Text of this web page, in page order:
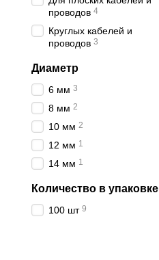
проводов 4
Круглых кабелей и
проводов 3
Диаметр
6 мм 3
8 мм 2
10 мм 2
12 мм 1
14 мм 1
Количество в упаковке
100 шт 9